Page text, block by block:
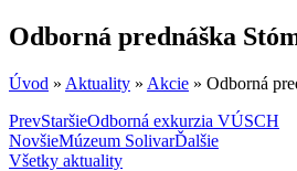
Odborná prednáška
Úvod » Aktuality » Akcie » Odborná
PrevStaršieOdborná exkurzia VÚSCH
NovšieMúzeum SolivarĎalšie
Všetky aktuality